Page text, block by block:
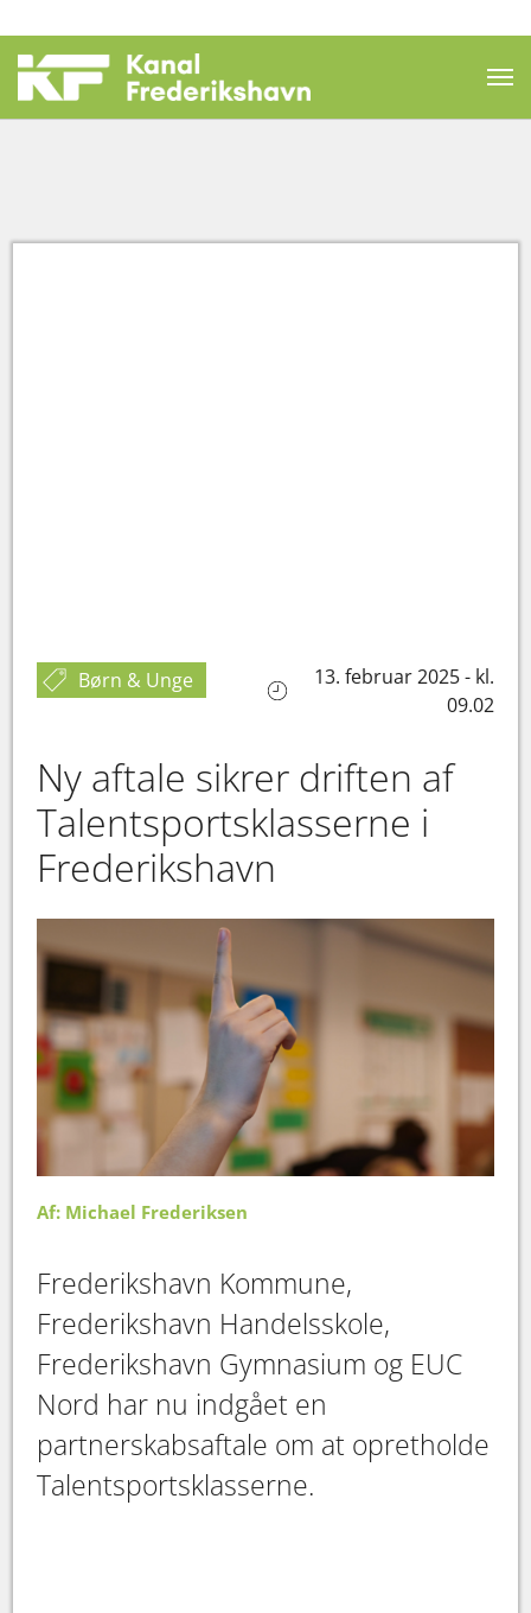
Børn & Unge
13. februar 2025 - kl.
09.02
Ny aftale sikrer driften af
Talentsportsklasserne i
Frederikshavn
Af: Michael Frederiksen
Frederikshavn Kommune,
Frederikshavn Handelsskole,
Frederikshavn Gymnasium og EUC
Nord har nu indgået en
partnerskabsaftale om at opretholde
Talentsportsklasserne.